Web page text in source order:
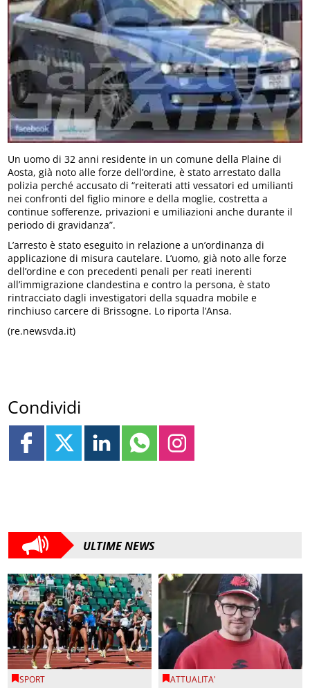
Un uomo di 32 anni residente in un comune della Plaine di
Aosta, già noto alle forze dell’ordine, è stato arrestato dalla
polizia perché accusato di “reiterati atti vessatori ed umilianti
nei confronti del figlio minore e della moglie, costretta a
continue sofferenze, privazioni e umiliazioni anche durante il
periodo di gravidanza”.
L’arresto è stato eseguito in relazione a un’ordinanza di
applicazione di misura cautelare. L’uomo, già noto alle forze
dell’ordine e con precedenti penali per reati inerenti
all’immigrazione clandestina e contro la persona, è stato
rintracciato dagli investigatori della squadra mobile e
rinchiuso carcere di Brissogne. Lo riporta l’Ansa.
(re.newsvda.it)
Condividi
ULTIME NEWS
SPORT ATTUALITA'